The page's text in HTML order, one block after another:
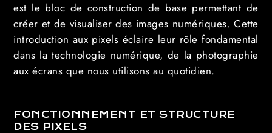
est le bloc de construction de base permettant de
créer et de visualiser des images numériques. Cette
introduction aux pixels éclaire leur rôle fondamental
dans la technologie numérique, de la photographie
aux écrans que nous utilisons au quotidien.
FONCTIONNEMENT ET STRUCTURE
DES PIXELS